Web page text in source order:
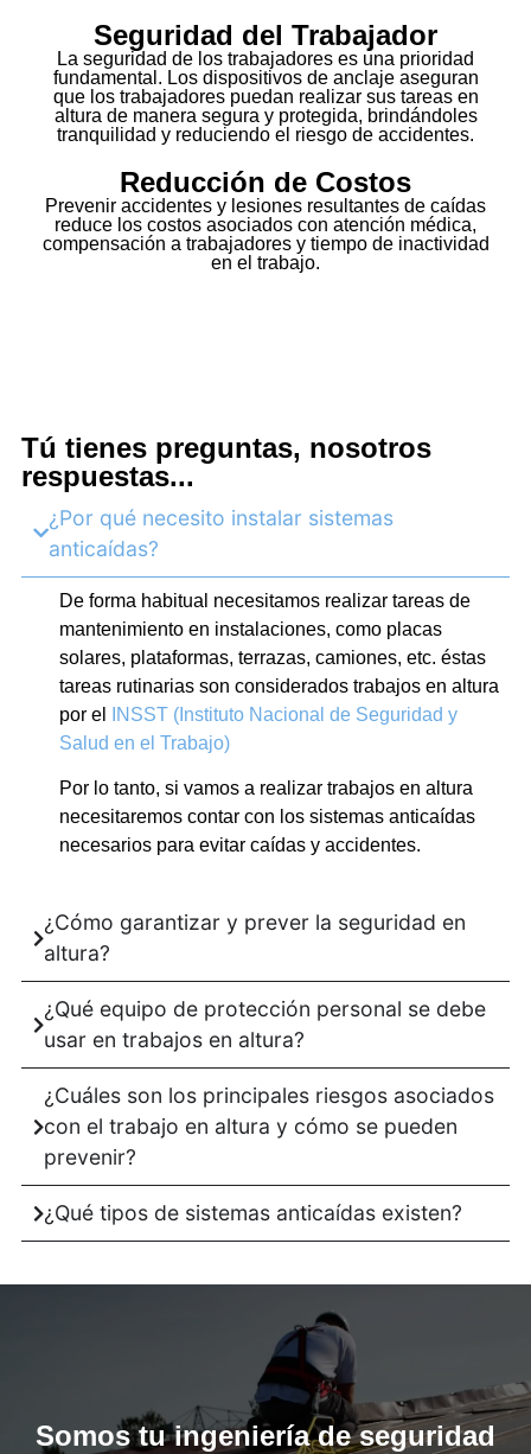
Seguridad del Trabajador
La seguridad de los trabajadores es una prioridad
fundamental. Los dispositivos de anclaje aseguran
que los trabajadores puedan realizar sus tareas en
altura de manera segura y protegida, brindándoles
tranquilidad y reduciendo el riesgo de accidentes.
Reducción de Costos
Prevenir accidentes y lesiones resultantes de caídas
reduce los costos asociados con atención médica,
compensación a trabajadores y tiempo de inactividad
en el trabajo.
Tú tienes preguntas, nosotros
respuestas...
¿Por qué necesito instalar sistemas
anticaídas?
De forma habitual necesitamos realizar tareas de
mantenimiento en instalaciones, como placas
solares, plataformas, terrazas, camiones, etc. éstas
tareas rutinarias son considerados trabajos en altura
por el
INSST (Instituto Nacional de Seguridad y
Salud en el Trabajo)
Por lo tanto, si vamos a realizar trabajos en altura
necesitaremos contar con los sistemas anticaídas
necesarios para evitar caídas y accidentes.
¿Cómo garantizar y prever la seguridad en
altura?
¿Qué equipo de protección personal se debe
usar en trabajos en altura?
¿Cuáles son los principales riesgos asociados
con el trabajo en altura y cómo se pueden
prevenir?
¿Qué tipos de sistemas anticaídas existen?
Somos tu ingeniería de seguridad